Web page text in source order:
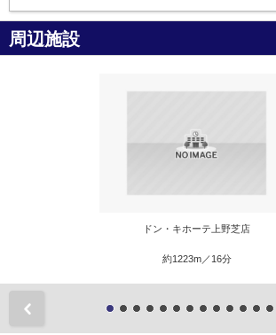
周辺施設
ドン・キホーテ上野芝店
約1223m／16分